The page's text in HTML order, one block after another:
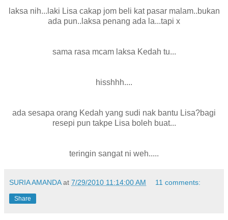
laksa nih...laki Lisa cakap jom beli kat pasar malam..bukan
ada pun..laksa penang ada la...tapi x
sama rasa mcam laksa Kedah tu...
hisshhh....
ada sesapa orang Kedah yang sudi nak bantu Lisa?bagi
resepi pun takpe Lisa boleh buat...
teringin sangat ni weh.....
SURIA AMANDA at 7/29/2010 11:14:00 AM 11 comments:
Share